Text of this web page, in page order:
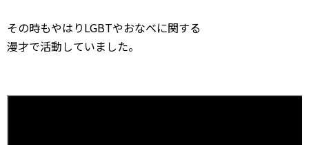
その時もやはりLGBTやおなべに関する
漫才で活動していました。